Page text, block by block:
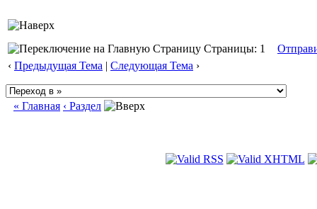
Страницы: 1
‹ Предыдущая Тема | Следующая Тема ›
« Главная ‹ Раздел